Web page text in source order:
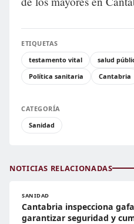
ETIQUETAS
testamento vital
salud
Política sanitaria
Cantabria
CATEGORÍA
Sanidad
NOTICIAS RELACIONADAS
SANIDAD
Cantabria inspecciona
garantizar seguridad y